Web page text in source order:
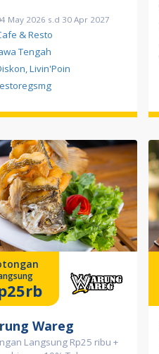
May 2026 s.d 30 Apr 2027
& Resto
Tengah
Livin'Poin
Wareg
Langsung Rp25 ribu +